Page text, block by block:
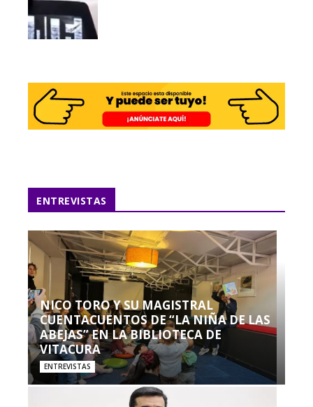
ENTREVISTAS
NICO TORO Y SU MAGISTRAL
CUENTACUENTOS DE “LA NIÑA DE LAS
ABEJAS” EN LA BIBLIOTECA DE
VITACURA
ENTREVISTAS